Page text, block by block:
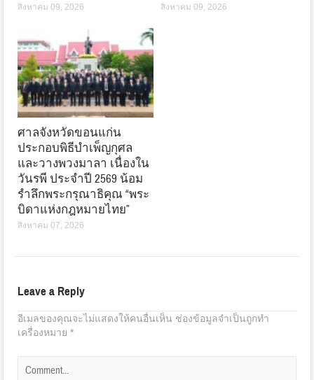
สิงหาคม 09, 2026 สิงหาคม 09, 2026
ศาลจังหวัดขอนแก่น
ประกอบพิธีบำเพ็ญกุศล
และวางพวงมาลา เนื่องใน
วันรพี ประจำปี 2569 น้อม
รำลึกพระกรุณาธิคุณ “พระ
บิดาแห่งกฎหมายไทย”
สิงหาคม 07, 2026
Leave a Reply
อีเมลของคุณจะไม่แสดงให้คนอื่นเห็น ช่องข้อมูลจำเป็นถูกทำ
เครื่องหมาย*